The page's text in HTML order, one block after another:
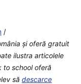
/
şi oferă gratuit
ilustra articolele
to school oferă
să descarce